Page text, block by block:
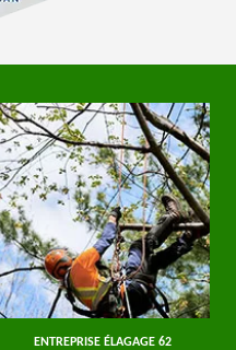
ENTREPRISE ÉLAGAGE 62